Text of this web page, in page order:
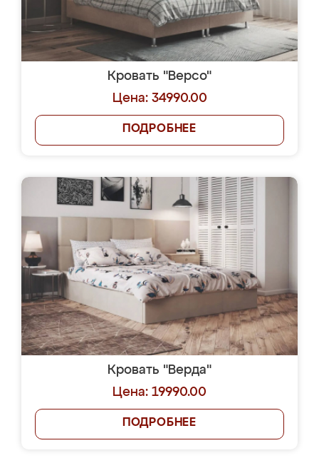
Кровать "Версо"
Цена: 34990.00
ПОДРОБНЕЕ
Кровать "Верда"
Цена: 19990.00
ПОДРОБНЕЕ